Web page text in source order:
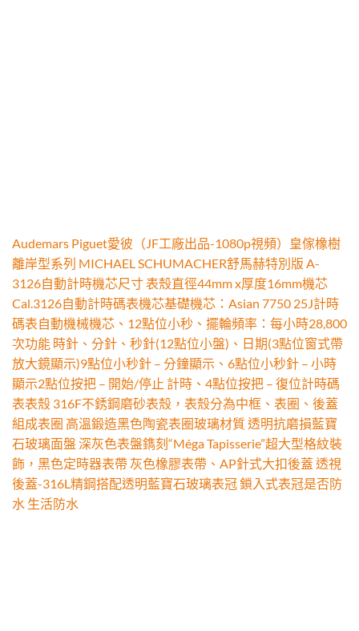
Audemars Piguet愛彼（JF工廠出品-1080p視頻）皇傢橡樹
離岸型系列 MICHAEL SCHUMACHER舒馬赫特別版 A-
3126自動計時機芯尺寸 表殼直徑44mm x厚度16mm機芯
Cal.3126自動計時碼表機芯基礎機芯：Asian 7750 25J計時
碼表自動機械機芯、12點位小秒、擺輪頻率：每小時28,800
次功能 時針、分針、秒針(12點位小盤)、日期(3點位窗式帶
放大鏡顯示)9點位小秒針 – 分鐘顯示、6點位小秒針 – 小時
顯示2點位按把 – 開始/停止 計時、4點位按把 – 復位計時碼
表表殼 316F不銹鋼磨砂表殼，表殼分為中框、表圈、後蓋
組成表圈 高溫鍛造黑色陶瓷表圈玻璃材質 透明抗磨損藍寶
石玻璃面盤 深灰色表盤鐫刻“Méga Tapisserie”超大型格紋裝
飾，黑色定時器表帶 灰色橡膠表帶、AP針式大扣後蓋 透視
後蓋-316L精鋼搭配透明藍寶石玻璃表冠 鎖入式表冠是否防
水 生活防水